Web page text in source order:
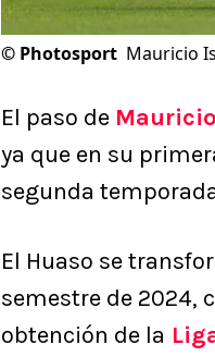
© Photosport Mauricio
El paso de
ya que en su
segunda
El Huaso se
semestre de 2024,
obtención de la